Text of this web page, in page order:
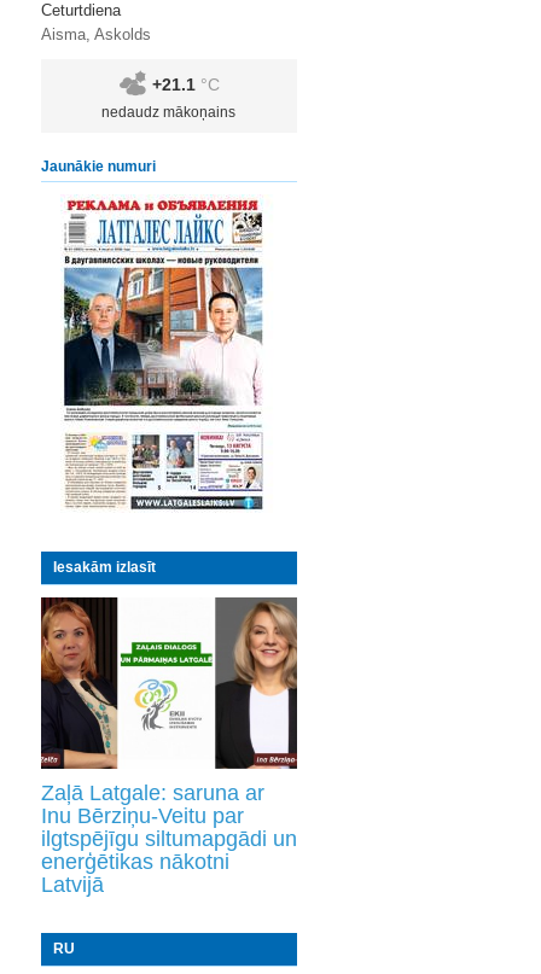
Ceturtdiena
Aisma, Askolds
+21.1 °C
nedaudz mākoņains
Jaunākie numuri
Iesakām izlasīt
Zaļā Latgale: saruna ar
Inu Bērziņu-Veitu par
ilgtspējīgu siltumapgādi un
enerģētikas nākotni
Latvijā
RU